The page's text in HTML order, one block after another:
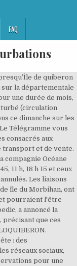
FAQ
h 45, 14 h et 15 h 45 ainsi que de Quiberon à 14 h 15, 15 h 30 et 17 h 15 sont annulés. En raison des conditions météorologiques, la Compagnie Océane prévoit, dimanche 3 et lundi 4 mars 2019, des perturbations dans les liaisons entre les îles (Belle-Ile, Houat, Hoedic) et Quiberon. Dans les coulisses PERTURBATIONS DIMANCHE 6 MAI 2018. Notre Dame de la Blanche. La compagnie Océane a décidé d’annuler et de modifier de nombreuses liaisons vers les îles vendredi 2 octobre 2020. Afin de se protéger et protéger les autres, nous vous invitons à télécharger l'application mobile TOUS ANTICOVID. Quels sont les grands chantiers français en 2021 ? PERTURBATIONS LIAISON QHH - Dimanche 15/11/20 DIMANCHE 15 NOVEMBRE 2020 En raison des conditions météorologiques annoncées, la rotation du jour … Si besoin, vous trouverez des étiquettes bagages au guichet. île d'Hoedic 56170. Compagnie océane à Lorient | Fouesnant-les-Glénan. Des perturbations sur les liaisons maritimes dans le Morbihan. Compagnie Océane. Perturbations sur la liaison Belle-Île-Quiberon. Donc j'ai réussi à faire ma place sur le chantier. Hier soir, la direction de la Compagnie Océane a annoncé que le service reprendrait « dans un mode plus simple », dès ce lundi 7 mai, le préavis de grève étant toujours maintenu. Tempête Brendan. Alors que la tempête Bella balaie la Bretagne, la Compagnie Océane va changer. gratuitement. Le Vannetais Jean-Baptiste Cautain est graveur d'estampes... et de sons. Pour acheter un titre de transport, les usagers sont invités à se rendre prioritairement aux guichets des gares routières ou chez les dépositaires. (©Johann Foucault)En raison de la tempête Bella qui va balayer la Bretagne à compter de samedi 26 décembre 2020, la Compagnie Océane apporte des modifications à… En savoir plus. », Inscrivez-vous Réservation véhicule avec porte-vélos. An error occurred during your registration ! Le nombre des réservations pour une traversée d'un véhicule avec un porte-vélos étant limité, nous vous invitons à contacter notre centrale de réservation au … Tonnerre de Brest ! Compagnie Océane. Compagnie Océane. Dalin et Ruyant se rapprochent davantage de Bestaven, Stade Brestois. Weltnachrichten - DE - Tempête Bella: les liaisons maritimes vers les îles du Morbihan sont interrompues - . En raison des conditions météorologiques annoncées pour la journée du dimanche 27 décembre 2020, les rotations de la ligne Quiberon - Houat ... Il y a également des risques de perturbations également pour la journée du lundi 28 décembre 2020. Bordeaux, « la belle endormie », est confrontée à la hausse de la violence, Boeing disparu en Indonésie : des débris et des corps retrouvés. Je fais beaucoup de choses.Tirer du câble par exemple, il y en a qui disent que c'est pas pour les filles, moi je le fais. "La fabrique de l'huître nous emmène à la rencontre d'Alexandre Le Floc'h, ostréiculteur au Tour du Parc, qui raconte son... « Je dois rester sérieux, ça ne sert à rien d'aller sur l'eau si je suis fatigué. Je me dis que je rate des choses, mais que j'en vis d'autres. Alors que la tempête Bella va balayer la Bretagne, la Compagnie Océane apporte des modifications à ses li